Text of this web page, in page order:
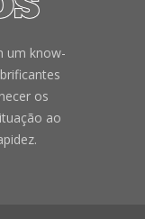
um know-
os
ao